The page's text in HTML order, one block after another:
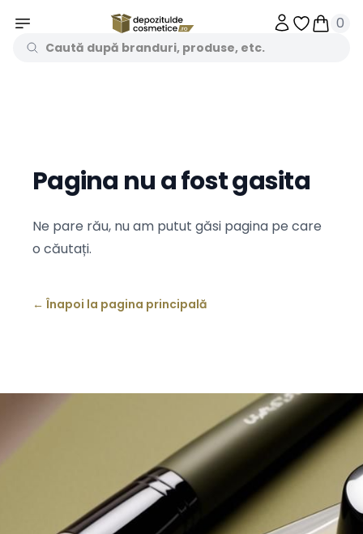
Obiecte
0
Pagina nu a fost gasita
Ne pare rău, nu am putut găsi pagina pe care
o căutați.
← Înapoi la pagina principală